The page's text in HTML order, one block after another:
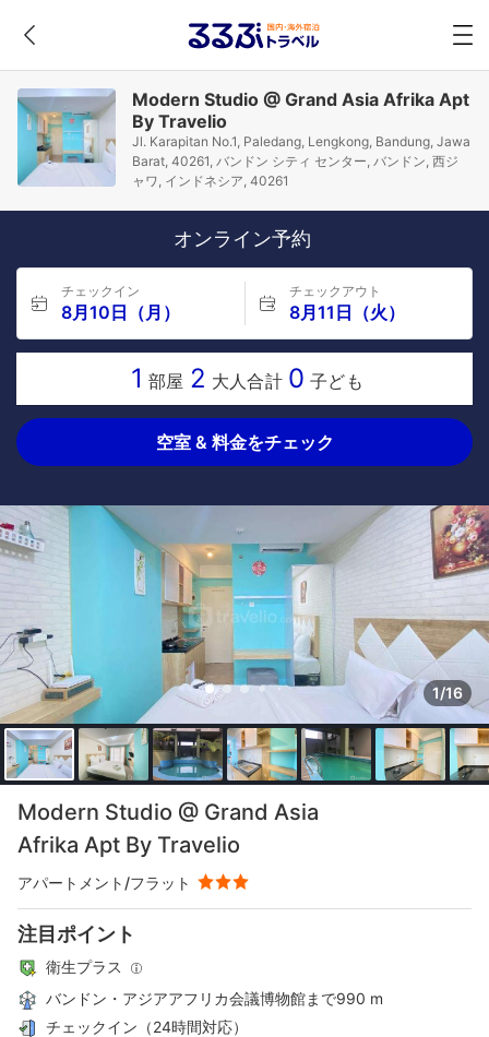
Modern Studio @ Grand Asia Afrika Apt
By Travelio
Jl. Karapitan No.1, Paledang, Lengkong, Bandung, Jawa
Barat, 40261, バンドン シティ センター, バンドン, 西ジ
ャワ, インドネシア, 40261
オンライン予約
チェックイン
8月10日（月）
チェックアウト
8月11日（火）
1 部屋 2 大人合計 0 子ども
空室 & 料金をチェック
1/16
Modern Studio @ Grand Asia
Afrika Apt By Travelio
アパートメント/フラット
注目ポイント
衛生プラス
バンドン・アジアアフリカ会議博物館まで990 m
チェックイン（24時間対応）